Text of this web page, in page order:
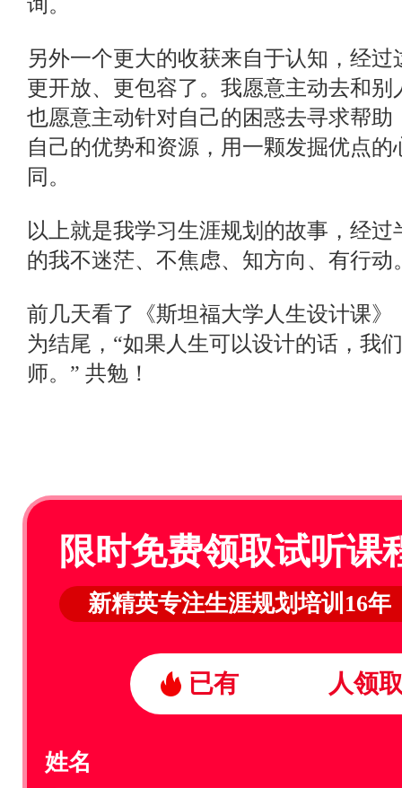
另外一个更大的收获来自于认知，经
更开放、更包容了。我愿意主动去和
也愿意主动针对自己的困惑去寻求帮
自己的优势和资源，用一颗发掘优点
同。
以上就是我学习生涯规划的故事，经
的我不迷茫、不焦虑、知方向、有行动
前几天看了《斯坦福大学人生设计课
为结尾，“如果人生可以设计的话，我
师。” 共勉！
限时免费领取试听课
新精英专注生涯规划培训16年
已有 人领
姓名